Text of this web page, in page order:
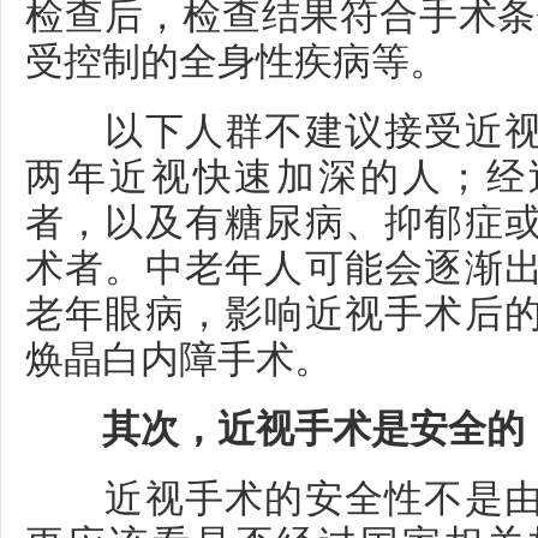
检查后，检查结果符合手术
受控制的全身性疾病等。
以下人群不建议接受近
两年近视快速加深的人；
者，以及有糖尿病、抑郁症
术者。中老年人可能会逐渐
老年眼病，影响近视手术后
焕晶白内障手术。
其次，近视手术是安全的
近视手术的安全性不是